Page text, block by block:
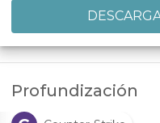
Profundización